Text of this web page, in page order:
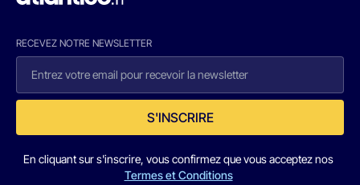
RECEVEZ NOTRE NEWSLETTER
S'INSCRIRE
En cliquant sur s'inscrire, vous confirmez que vous acceptez nos
Termes et Conditions